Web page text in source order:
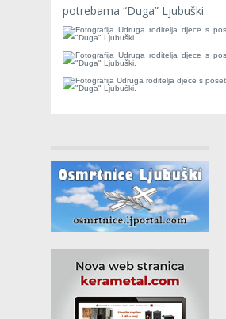
potrebama “Duga” Ljubuški.